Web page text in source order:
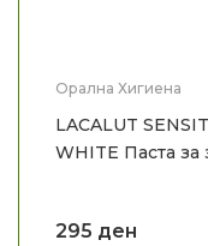
Орална Хигиена
LACALUT
WHITE Паста за
295 ден